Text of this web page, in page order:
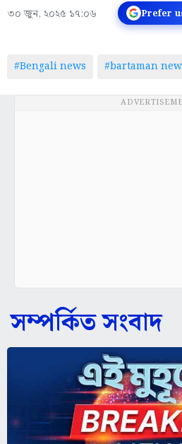
৩০ জুন, ২০২৫ ১৭:০৬ Prefer
#Bengali news #bartaman
সম্পর্কিত সংবাদ